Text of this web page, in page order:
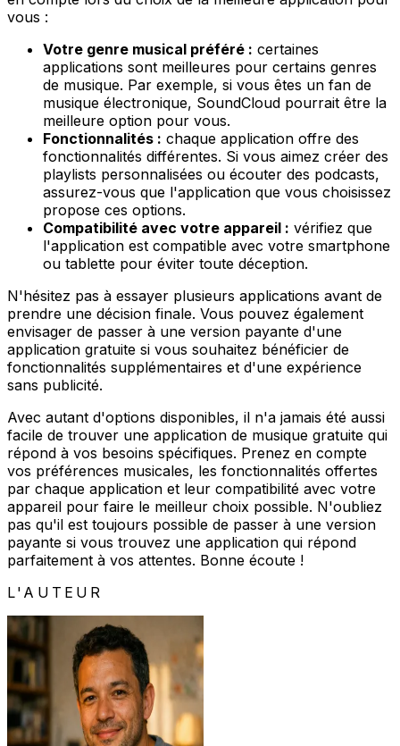
vous :
Votre genre musical préféré : certaines
applications sont meilleures pour certains genres
de musique. Par exemple, si vous êtes un fan de
musique électronique, SoundCloud pourrait être la
meilleure option pour vous.
Fonctionnalités : chaque application offre des
fonctionnalités différentes. Si vous aimez créer des
playlists personnalisées ou écouter des podcasts,
assurez-vous que l'application que vous choisissez
propose ces options.
Compatibilité avec votre appareil : vérifiez que
l'application est compatible avec votre smartphone
ou tablette pour éviter toute déception.
N'hésitez pas à essayer plusieurs applications avant de
prendre une décision finale. Vous pouvez également
envisager de passer à une version payante d'une
application gratuite si vous souhaitez bénéficier de
fonctionnalités supplémentaires et d'une expérience
sans publicité.
Avec autant d'options disponibles, il n'a jamais été aussi
facile de trouver une application de musique gratuite qui
répond à vos besoins spécifiques. Prenez en compte
vos préférences musicales, les fonctionnalités offertes
par chaque application et leur compatibilité avec votre
appareil pour faire le meilleur choix possible. N'oubliez
pas qu'il est toujours possible de passer à une version
payante si vous trouvez une application qui répond
parfaitement à vos attentes. Bonne écoute !
L'AUTEUR